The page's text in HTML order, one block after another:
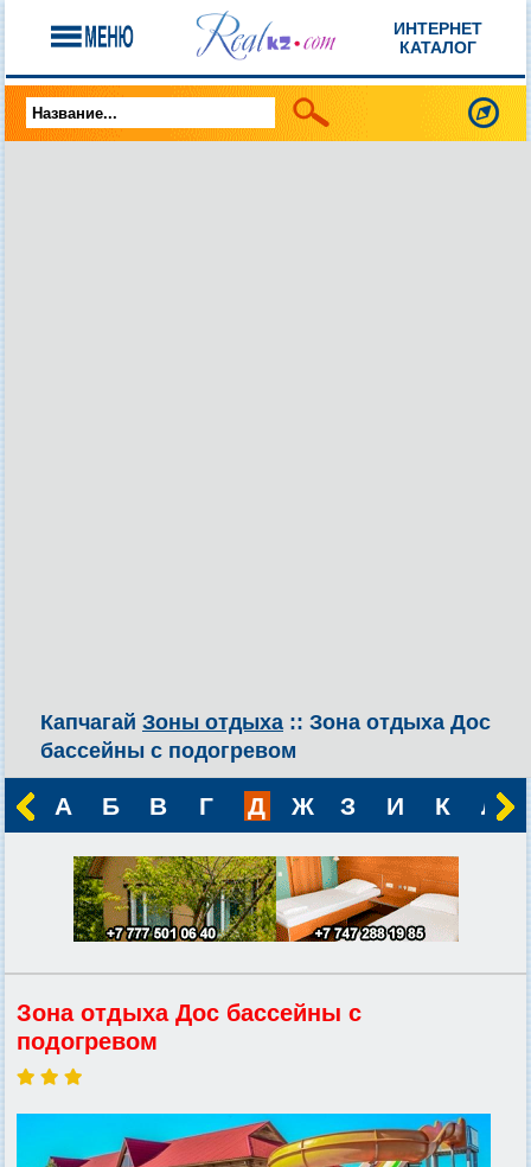
ИНТЕРНЕТ
КАТАЛОГ
Капчагай Зоны отдыха :: Зона отдыха Дос
бассейны с подогревом
А Б В Г Д Ж З И К Л
Зона отдыха Дос бассейны с
подогревом